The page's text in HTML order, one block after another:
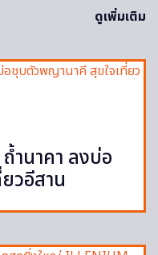
ดูเพิ่มเติม
ำนาคา ลงบ่อ
วอีสาน